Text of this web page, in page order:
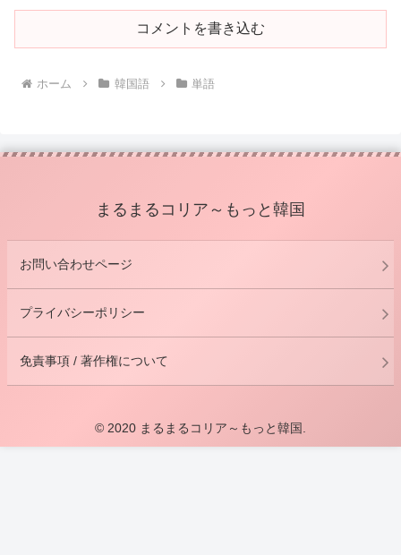
コメントを書き込む
ホーム 韓国語 単語
まるまるコリア～もっと韓国
お問い合わせページ
プライバシーポリシー
免責事項 / 著作権について
© 2020 まるまるコリア～もっと韓国.